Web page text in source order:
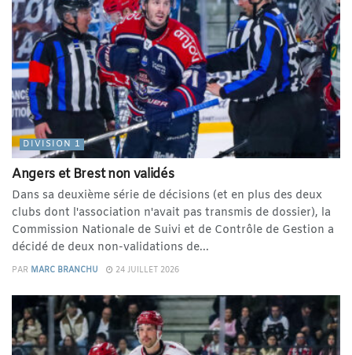
DIVISION 1
Angers et Brest non validés
Dans sa deuxième série de décisions (et en plus des deux
clubs dont l'association n'avait pas transmis de dossier), la
Commission Nationale de Suivi et de Contrôle de Gestion a
décidé de deux non-validations de...
PAR MARC BRANCHU 24 JUILLET 2026